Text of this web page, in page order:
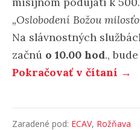
„Oslobodení Božou
Na slávnostných
začnú o 10.00 hod.,
Pokračovať v čítaní →
Zaradené pod: ECAV, Rožňava